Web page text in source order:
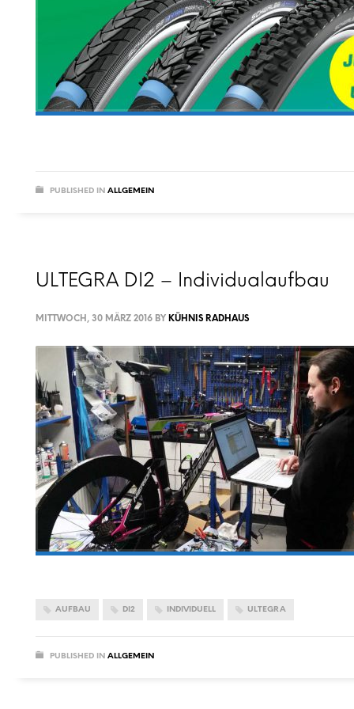
PUBLISHED IN ALLGEMEIN
ULTEGRA DI2 – Individualaufbau
MITTWOCH, 30 MÄRZ 2016 BY KÜHNIS RADHAUS
AUFBAU DI2 INDIVIDUELL ULTEGRA
PUBLISHED IN ALLGEMEIN